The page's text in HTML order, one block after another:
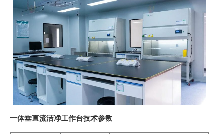
一体垂直流洁净工作台技术参数